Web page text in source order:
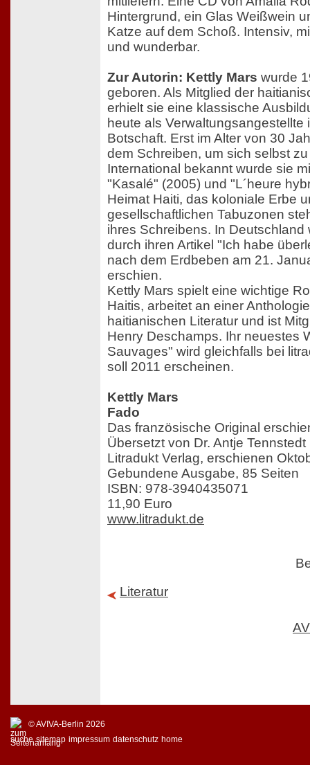
Hintergrund, ein Glas Weißwein
Katze auf dem Schoß. Intensiv,
und wunderbar.
Zur Autorin: Kettly Mars wurde
geboren. Als Mitglied der
erhielt sie eine klassische
heute als Verwaltungsangestellte
Botschaft. Erst im Alter von 30
dem Schreiben, um sich selbst
International bekannt wurde sie
"Kasalé" (2005) und "L´heure
Heimat Haiti, das koloniale Erbe
gesellschaftlichen Tabuzonen
ihres Schreibens. In Deutschland
durch ihren Artikel "Ich habe
nach dem Erdbeben am 21.
erschien.
Kettly Mars spielt eine wichtige
Haitis, arbeitet an einer
haitianischen Literatur und ist
Henry Deschamps. Ihr neuestes
Sauvages" wird gleichfalls bei
soll 2011 erscheinen.
Kettly Mars
Fado
Das französische Original
Übersetzt von Dr. Antje Tennstedt
Litradukt Verlag, erschienen
Gebundene Ausgabe, 85 Seiten
ISBN: 978-3940435071
11,90 Euro
www.litradukt.de
Literatur
© AVIVA-Berlin 2026
suche sitemap impressum datenschutz home